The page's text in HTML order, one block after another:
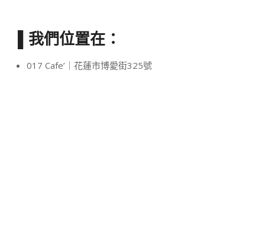
▌我們位置在：
017 Cafe’｜花蓮市博愛街325號